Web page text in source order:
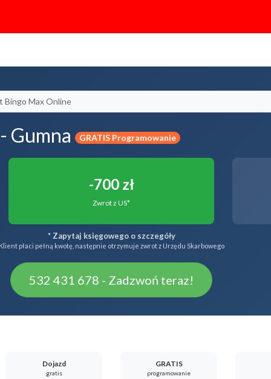
Bingo Max Online
Gumna GRATIS Programowanie
-700 zł
Zwrot z US*
* Zapytaj księgowego o szczegóły
Klient płaci pełną kwotę, następnie otrzymuje zwrot z Urzędu Skarbowego
532 431 678 - Zadzwoń teraz!
Dojazd
gratis
GRATIS
programowanie